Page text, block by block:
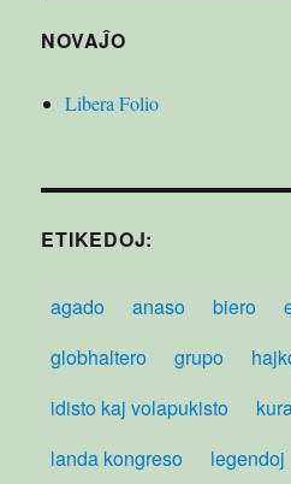
NOVAĴO
Libera Folio
ETIKEDOJ:
agado anaso biero
globhaltero
grupo
idisto kaj volapukisto
landa kongreso
legendoj